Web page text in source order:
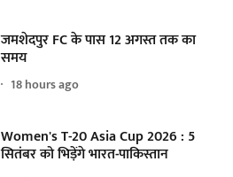
जमशेदपुर FC के पास 12 अगस्त तक का
समय
18 hours ago
Women's T-20 Asia Cup 2026 : 5
सितंबर को भिड़ेंगे भारत-पाकिस्तान